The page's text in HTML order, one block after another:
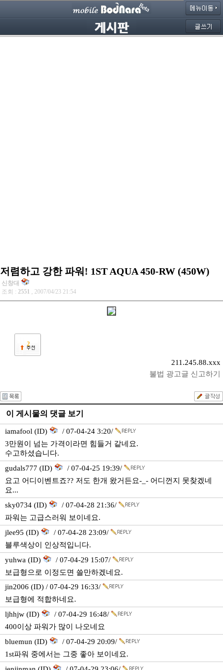
저렴하고 강한 파워! 1ST AQUA 450-RW (450W)
신창대
조회 : 2551 , 2007/04/23 21:54
2
211.245.88.xxx
불법 광고글 신고하기
이 게시물의 댓글 보기
iamafool (ID)
/ 07-04-24 3:20/
3만원이 넘는 가격이라면 힘들거 같네요.
수고하셨습니다.
gudals777 (ID)
/ 07-04-25 19:39/
요고 어디이벤트죠?? 저도 한개 왔거든요-_- 어디껀지 못찾겠네
요...
sky0734 (ID)
/ 07-04-28 21:36/
파워는 고급스러워 보이네요.
jlee95 (ID)
/ 07-04-28 23:09/
블루색상이 인상적입니다.
yuhwa (ID)
/ 07-04-29 15:07/
보급형으로 이정도면 쓸만하겠네요.
jin2006 (ID) / 07-04-29 16:33/
보급형에 적합하네요.
ljhhjw (ID)
/ 07-04-29 16:48/
400이상 파워가 많이 나오네요
bluemun (ID)
/ 07-04-29 20:09/
1st파워 중에서는 그중 좋아 보이네요.